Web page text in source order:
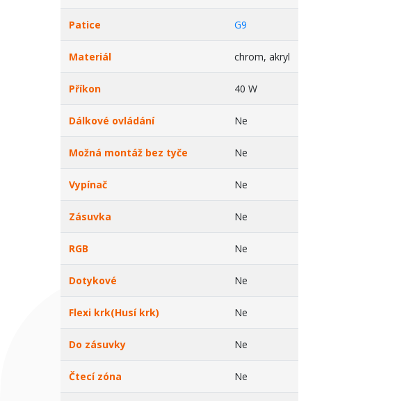
Patice G9
Materiál chrom, akryl
Příkon 40 W
Dálkové ovládání Ne
Možná montáž bez tyče Ne
Vypínač Ne
Zásuvka Ne
RGB Ne
Dotykové Ne
Flexi krk(Husí krk) Ne
Do zásuvky Ne
Čtecí zóna Ne